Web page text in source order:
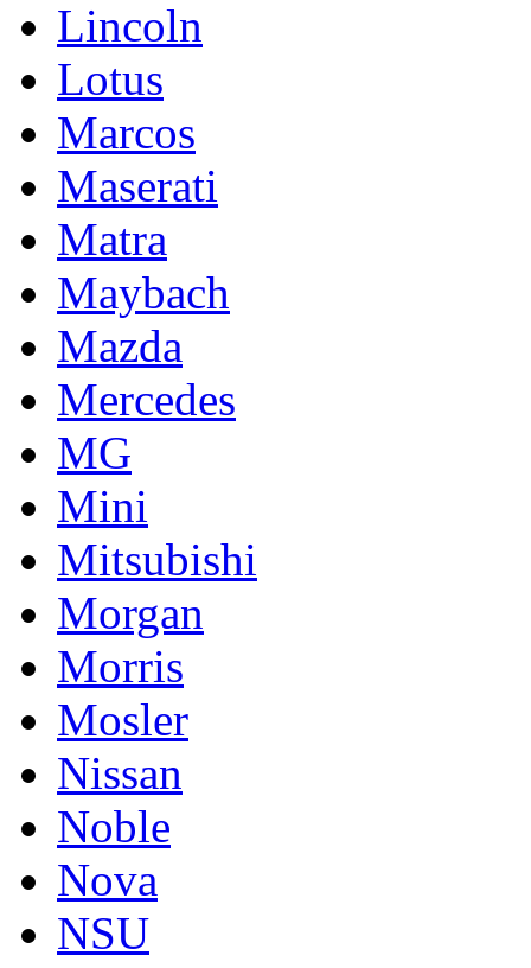
Lincoln
Lotus
Marcos
Maserati
Matra
Maybach
Mazda
Mercedes
MG
Mini
Mitsubishi
Morgan
Morris
Mosler
Nissan
Noble
Nova
NSU